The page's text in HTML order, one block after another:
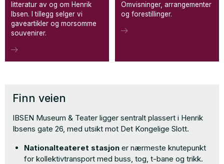
litteratur av og om Henrik
Ibsen. I tillegg selger vi
gaveartikler og morsomme
souvenirer.
Omvisninger, arrangementer
og forestillinger.
Finn veien
IBSEN Museum & Teater ligger sentralt plassert i Henrik
Ibsens gate 26, med utsikt mot Det Kongelige Slott.
Nationalteateret stasjoner nærmeste knutepunkt
for kollektivtransport med buss, tog, t-bane og trikk.